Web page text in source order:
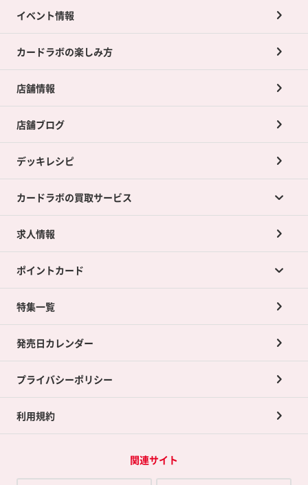
イベント情報
カードラボの楽しみ方
店舗情報
店舗ブログ
デッキレシピ
カードラボの買取サービス
カードラボの買取サービスTOP
店舗買取について
ネット買取について
買取承諾書について
求人情報
ポイントカード
ポイントカードTOP
ポイント交換景品
特集一覧
発売日カレンダー
プライバシーポリシー
利用規約
関連サイト